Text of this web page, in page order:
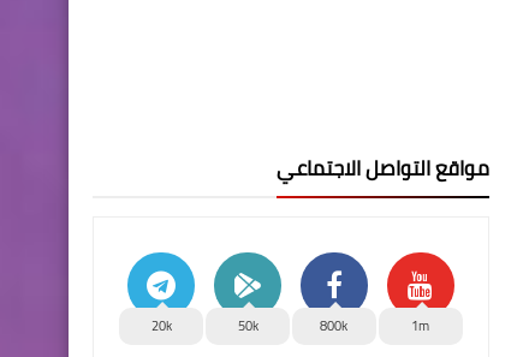
مواقع التواصل الاجتماعي
1m
800k
50k
20k